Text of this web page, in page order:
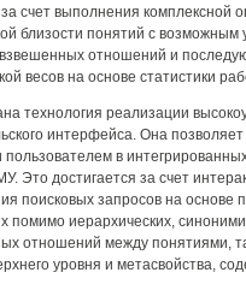
счет выполнения комплексной
близости понятий с возможным
отношений и
весов на основе статистики
технология реализации
интерфейса. Она позволяет
в
Это достигается за счет
поисковых запросов на основе
помимо иерархических,
отношений между понятиями,
уровня и метасвойства,